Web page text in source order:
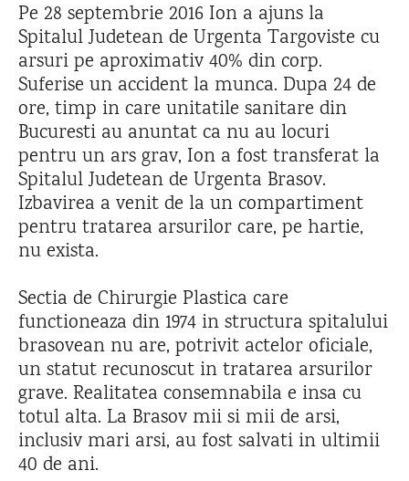
Pe 28 septembrie 2016 Ion a ajuns la
Spitalul Judetean de Urgenta Targoviste cu
arsuri pe aproximativ 40% din corp.
Suferise un accident la munca. Dupa 24 de
ore, timp in care unitatile sanitare din
Bucuresti au anuntat ca nu au locuri
pentru un ars grav, Ion a fost transferat la
Spitalul Judetean de Urgenta Brasov.
Izbavirea a venit de la un compartiment
pentru tratarea arsurilor care, pe hartie,
nu exista.
Sectia de Chirurgie Plastica care
functioneaza din 1974 in structura spitalului
brasovean nu are, potrivit actelor oficiale,
un statut recunoscut in tratarea arsurilor
grave. Realitatea consemnabila e insa cu
totul alta. La Brasov mii si mii de arsi,
inclusiv mari arsi, au fost salvati in ultimii
40 de ani.